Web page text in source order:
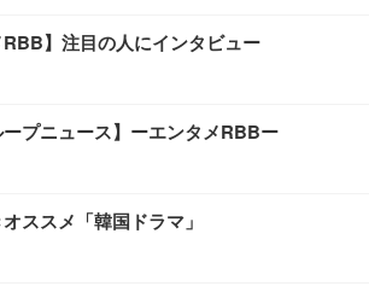
RBB】注目の人にインタビュー
ープニュース】ーエンタメRBBー
ススメ「韓国ドラマ」